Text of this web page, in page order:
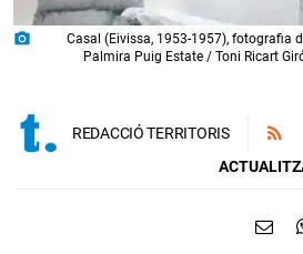
photo_camera
Casal (Eivissa, 1953-1957), fotografia
Palmira Puig Estate / Toni Ricart
REDACCIÓ TERRITORIS